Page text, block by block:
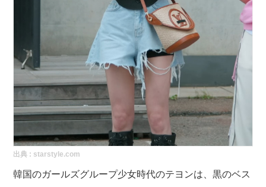
出典 : starstyle.com
韓国のガールズグループ少女時代のテヨンは、黒のベス